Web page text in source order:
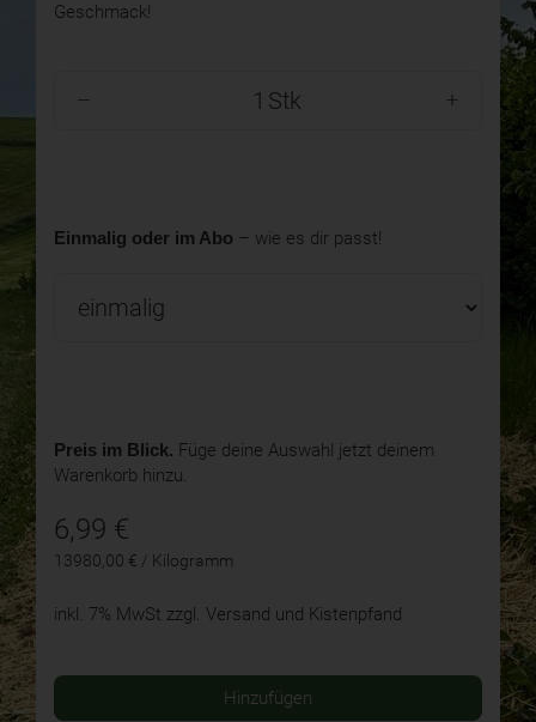
Geschmack!
Stk
Einmalig oder im Abo – wie es dir passt!
Preis im Blick. Füge deine Auswahl jetzt deinem
Warenkorb hinzu.
6,99 €
13980,00 € / Kilogramm
inkl. 7% MwSt zzgl. Versand und Kistenpfand
Hinzufügen